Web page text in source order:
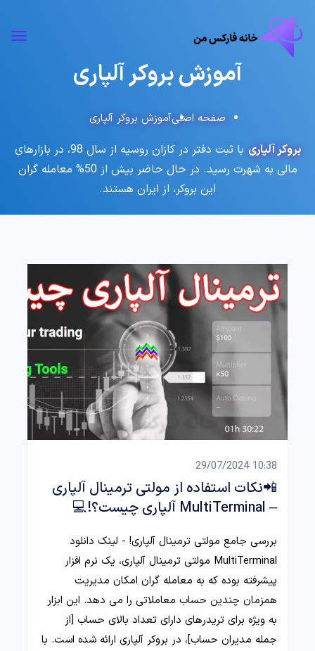
آموزش بروکر آلپاری
صفحه اصلیآموزش بروکر آلپاری
بروکر آلپاری
با ثبت دفتر در کازان روسیه از سال 98، در بازارهای
مالی به شهرت رسید. در حال حاضر بیش از 50% معامله گران
این بروکر، از ایران هستند.
10:38 29/07/2024
📲نکات استفاده از مولتی ترمینال آلپاری
– MultiTerminal آلپاری چیست؟!💻
بررسی جامع مولتی ترمینال آلپاری! - لینک دانلود
MultiTerminal مولتی ترمینال آلپاری، یک نرم افزار
پیشرفته بوده که به معامله گران امکان مدیریت
همزمان چندین حساب معاملاتی را می دهد. این ابزار
به ویژه برای تریدرهای دارای تعداد بالای حساب [از
جمله مدیران حساب]، در بروکر آلپاری ارائه شده است. با